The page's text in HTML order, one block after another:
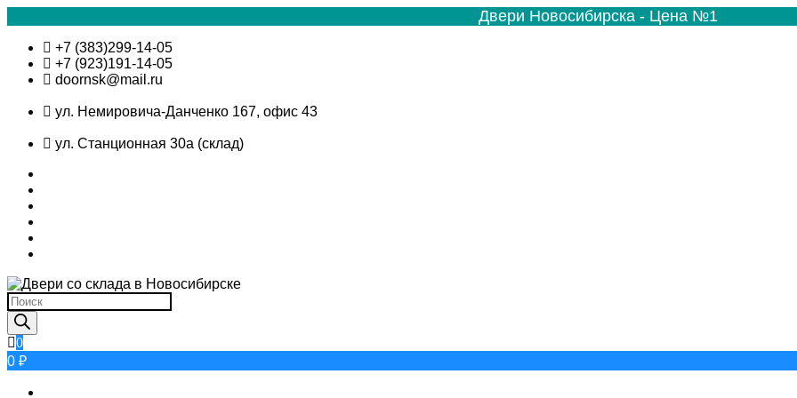
Двери Новосибирска - Цена №1
Skip
content
+7 (383)299-14-05
+7 (923)191-14-05
doornsk@mail.ru
ул. Немировича-Данченко 167, офис 43
ул. Станционная 30а (склад)
Поиск
товаров
0
0 ₽